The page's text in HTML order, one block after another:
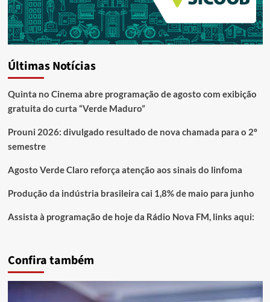
Últimas Notícias
Quinta no Cinema abre programação de agosto com exibição
gratuita do curta “Verde Maduro”
Prouni 2026: divulgado resultado de nova chamada para o 2º
semestre
Agosto Verde Claro reforça atenção aos sinais do linfoma
Produção da indústria brasileira cai 1,8% de maio para junho
Assista à programação de hoje da Rádio Nova FM, links aqui:
Confira também